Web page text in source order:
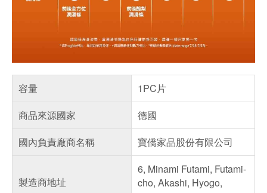
容量
1PC片
商品來源國家
德國
國內負責廠商名稱
寶僑家品股份有限公司
製造商地址
6, Minami Futami, Futami-
cho, Akashi, Hyogo,